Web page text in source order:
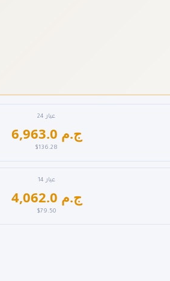
عيار 24
6,963.0 ج.م
$136.28
عيار 14
4,062.0 ج.م
$79.50